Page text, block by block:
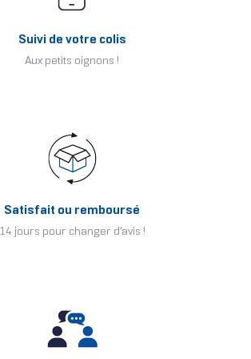
Suivi de votre colis
Aux petits oignons !
Satisfait ou remboursé
14 jours pour changer d'avis !